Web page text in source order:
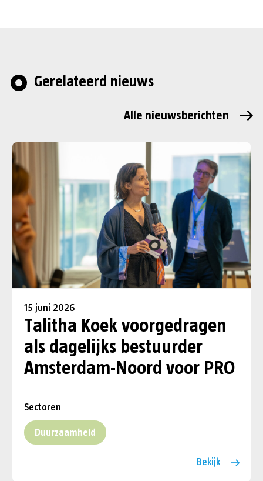
Gerelateerd nieuws
Alle nieuwsberichten
15 juni 2026
Talitha Koek voorgedragen
als dagelijks bestuurder
Amsterdam-Noord voor PRO
Sectoren
Duurzaamheid
Bekijk